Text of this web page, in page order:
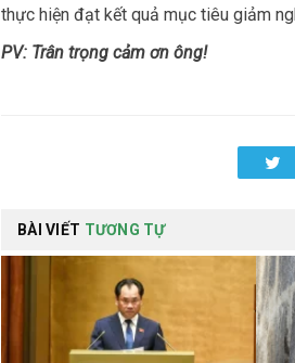
thực hiện đạt kết quả mục tiêu giảm
PV: Trân trọng cảm ơn ông!
BÀI VIẾT TƯƠNG TỰ